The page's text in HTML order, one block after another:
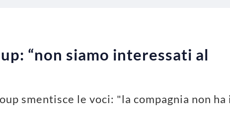
“non siamo interessati al
smentisce le voci: "la compagnia non ha